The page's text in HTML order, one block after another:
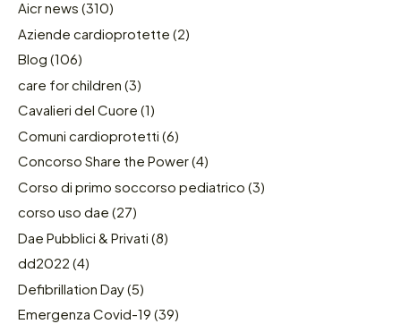
Aicr news (310)
Aziende cardioprotette (2)
Blog (106)
care for children (3)
Cavalieri del Cuore (1)
Comuni cardioprotetti (6)
Concorso Share the Power(4)
Corso di primo soccorso pediatrico (3)
corso uso dae (27)
Dae Pubblici & Privati (8)
dd2022 (4)
Defibrillation Day(5)
Emergenza Covid-19 (39)